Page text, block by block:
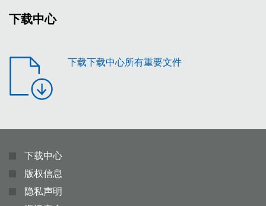
下载中心
下载下载中心所有重要文件
下载中心
版权信息
隐私声明